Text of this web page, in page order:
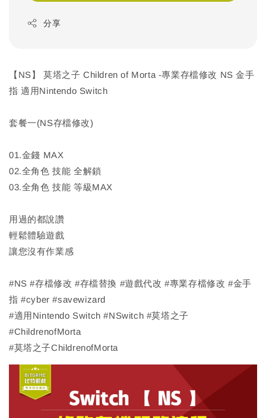
分享
【NS】 莫塔之子 Children of Morta -專業存檔修改 NS 金手
指 適用Nintendo Switch
套餐一(NS存檔修改)
01.金錢 MAX
02.全角色 技能 全解鎖
03.全角色 技能 等級MAX
用過的都說讚
輕鬆體驗遊戲
讓您沒有作業感
#NS #存檔修改 #存檔替換 #遊戲代改 #專業存檔修改 #金手
指 #cyber #savewizard
#適用Nintendo Switch #NSwitch #莫塔之子
#ChildrenofMorta
#莫塔之子ChildrenofMorta